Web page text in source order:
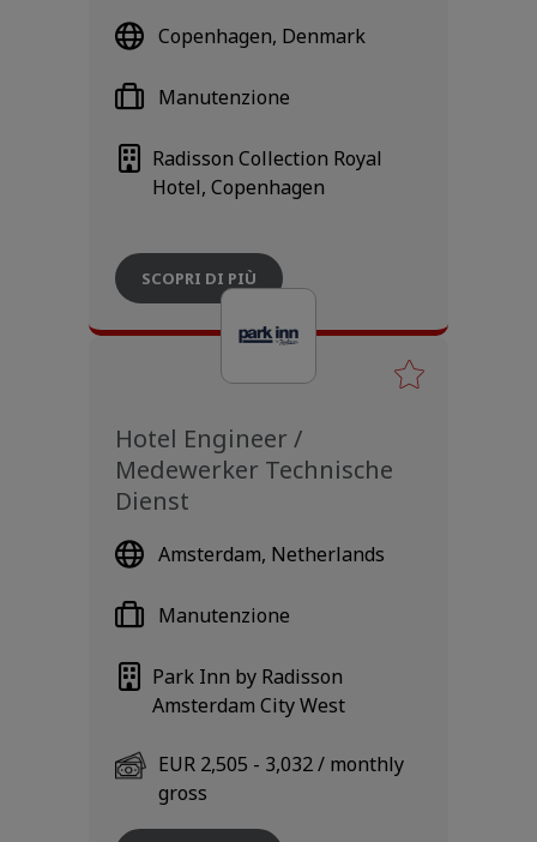
Copenhagen, Denmark
Radisson Collection Royal
Hotel, Copenhagen
Manutenzione
SCOPRI DI PIÙ
Hotel Engineer /
Medewerker Technische
Dienst
EUR 2,505 - 3,032 / monthly
gross
Amsterdam, Netherlands
Park Inn by Radisson
Amsterdam City West
Manutenzione